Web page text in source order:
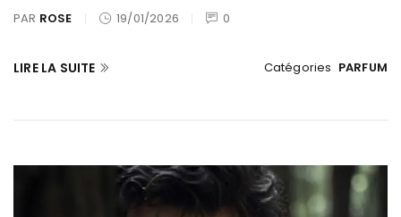
PAR ROSE 19/01/2026 0
Catégories PARFUM
LIRE LA SUITE